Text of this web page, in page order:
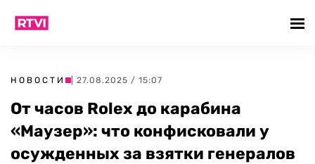
НОВОСТИ | 27.08.2025 / 15:07
От часов Rolex до карабина
«Маузер»: что конфисковали у
осужденных за взятки генералов